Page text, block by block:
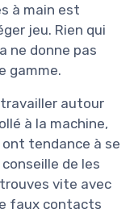
à main est
jeu. Rien qui
ne donne pas
gamme.
autour
à la machine,
tendance à se
de les
vite avec
faux contacts